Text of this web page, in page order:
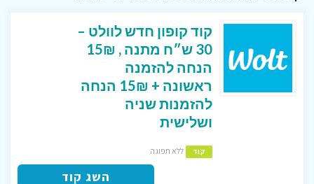
קוד קופון חדש לוולט –
30 ש״ח מתנה , 15₪
הנחה להזמנה
ראשונה + 15₪ הנחה
להזמנות שניה
ושלישית
קוד ללא תפוגה
השג קוד